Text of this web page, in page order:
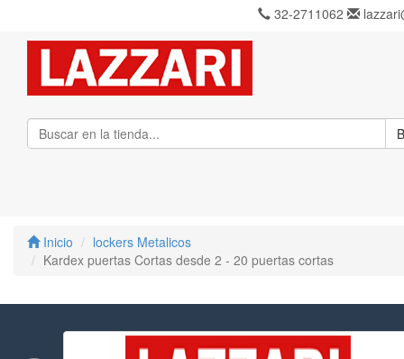
32-2711062
Inicio
lockers Metalicos
Kardex puertas Cortas desde 2 - 20 puertas cortas